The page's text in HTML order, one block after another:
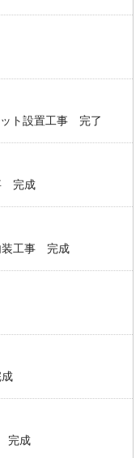
ット設置工事 完了
完成
装工事 完成
完成